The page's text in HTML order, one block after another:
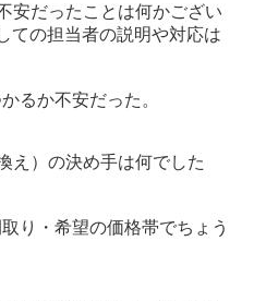
安だったことは何かござい
ての担当者の説明や対応は
るか不安だった。
え）の決め手は何でした
り・希望の価格帯でちょう